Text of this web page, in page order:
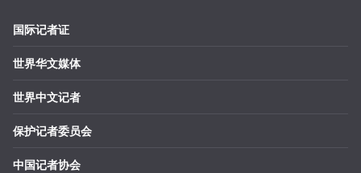
国际记者证
世界华文媒体
世界中文记者
保护记者委员会
中国记者协会